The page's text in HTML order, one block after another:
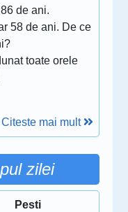
de ani.
58 de ani. De ce
toate orele
Citeste mai mult
zilei
Pesti